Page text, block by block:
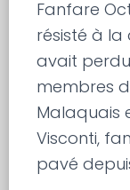
Fanfare
résisté à la
avait
membres
Malaquais
Visconti,
pavé